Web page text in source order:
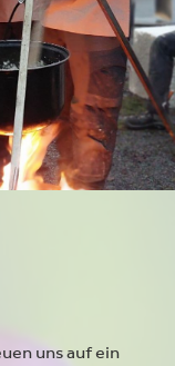
uns auf ein